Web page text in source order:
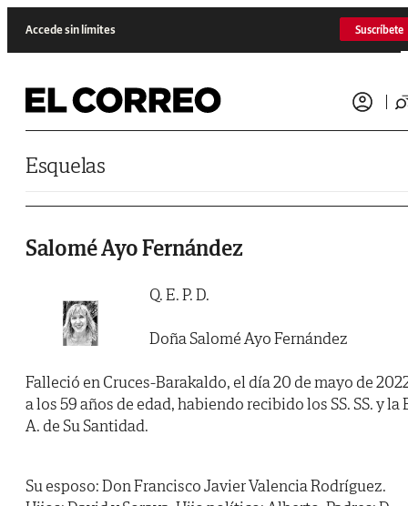
Accede sin límites Suscríbete
Esquelas
Salomé Ayo Fernández
Q. E. P. D.
Doña Salomé Ayo Fernández
Falleció en Cruces-Barakaldo, el día 20 de mayo de
a los 59 años de edad, habiendo recibido los SS. SS. y la
A. de Su Santidad.
Su esposo: Don Francisco Javier Valencia Rodríguez.